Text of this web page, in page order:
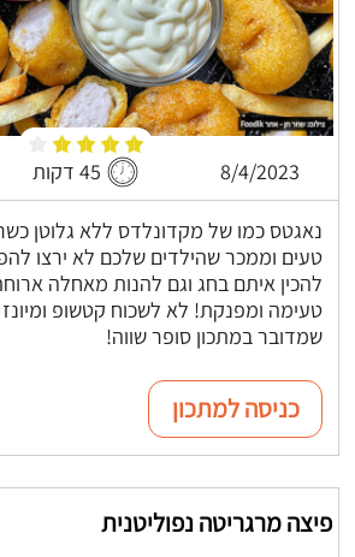
8/4/2023 45 דקות
נאגטס כמו של מקדונלדס ללא גלוטן
טעים וממכר שהילדים שלכם לא ירצו
להכין איתם בחג וגם להנות מאחלה
טעימה ומפנקת! לא לשכוח קטשופ
שמדובר במתכון סופר שווה!
כניסה למתכון
פיצה מרגריטה נפוליטנית